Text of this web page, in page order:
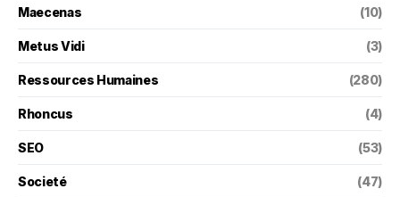
Maecenas (10)
Metus Vidi (3)
Ressources Humaines (280)
Rhoncus (4)
SEO (53)
Societé (47)